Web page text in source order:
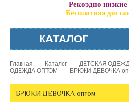
Рекордно
Бесплатная
КАТАЛОГ
Главная Каталог ДЕТСКАЯ
ОДЕЖДА ОПТОМ
БРЮКИ ДЕВОЧКА
БРЮКИ ДЕВОЧКА оптом